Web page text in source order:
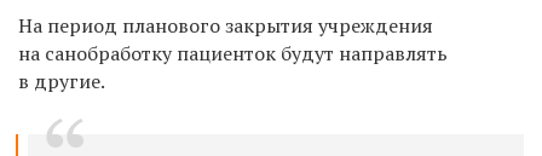
На период планового закрытия учреждения
на санобработку пациенток будут направлять
в другие.